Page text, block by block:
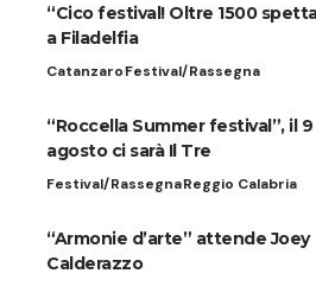
“Cico festival! Oltre 1500
a Filadelfia
CatanzaroFestival/Rassegna
“Roccella Summer festival”, il 9
agosto ci sarà Il Tre
Festival/RassegnaReggio Calabria
“Armonie d’arte” attende Joey
Calderazzo